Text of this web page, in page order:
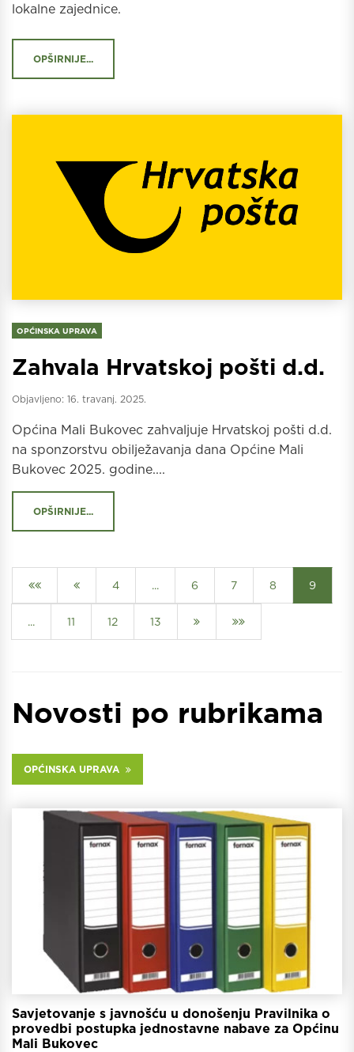
lokalne zajednice.
OPŠIRNIJE...
OPĆINSKA UPRAVA
Zahvala Hrvatskoj pošti d.d.
Objavljeno: 16. travanj. 2025.
Općina Mali Bukovec zahvaljuje Hrvatskoj pošti d.d.
na sponzorstvu obilježavanja dana Općine Mali
Bukovec 2025. godine....
OPŠIRNIJE...
4 ... 6 7 8 9
... 11 12 13
Novosti po rubrikama
OPĆINSKA UPRAVA
Savjetovanje s javnošću u donošenju Pravilnika o
provedbi postupka jednostavne nabave za Općinu
Mali Bukovec